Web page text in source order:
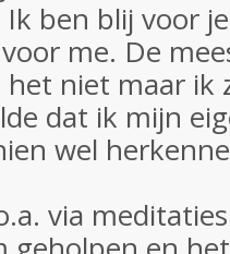
Ik ben blij voor
me. De
het niet maar ik
dat ik mijn
wel
via